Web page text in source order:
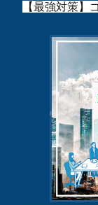
【最強対策】